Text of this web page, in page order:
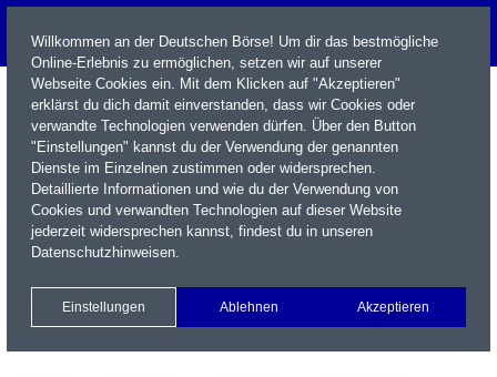
Name / WKN / ISIN / Kürzel
Xetra Realtime
Watchlist Portfolio Login
Willkommen an der Deutschen Börse! Um dir das bestmögliche
Online-Erlebnis zu ermöglichen, setzen wir auf unserer
Webseite Cookies ein. Mit dem Klicken auf "Akzeptieren"
erklärst du dich damit einverstanden, dass wir Cookies oder
verwandte Technologien verwenden dürfen. Über den Button
"Einstellungen" kannst du der Verwendung der genannten
Dienste im Einzelnen zustimmen oder widersprechen.
Detaillierte Informationen und wie du der Verwendung von
Cookies und verwandten Technologien auf dieser Website
jederzeit widersprechen kannst, findest du in unseren
Datenschutzhinweisen.
Einstellungen Ablehnen Akzeptieren